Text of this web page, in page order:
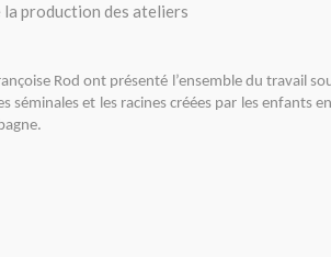
production des ateliers
Rod ont présenté l’ensemble du travail
séminales et les racines créées par les enfants